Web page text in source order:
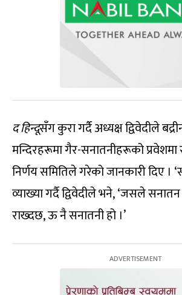
द हिन्दूसँग कुरा गर्दै अध्यक्ष द्विवेदीले
मन्दिरहरूमा गैर-सनातनीहरूको
निर्णय समितिले गरेको जानकारी दिए ।
व्याख्या गर्दै द्विवेदीले भने, ‘जसले सनातन
राख्दछ, ऊ नै सनातनी हो ।’